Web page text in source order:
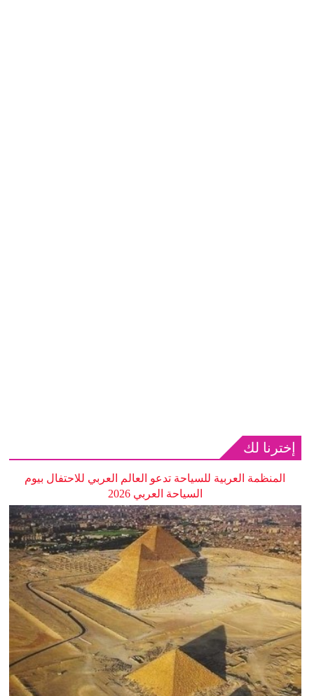
إخترنا لك
المنظمة العربية للسياحة تدعو العالم العربي للاحتفال بيوم
السياحة العربي 2026